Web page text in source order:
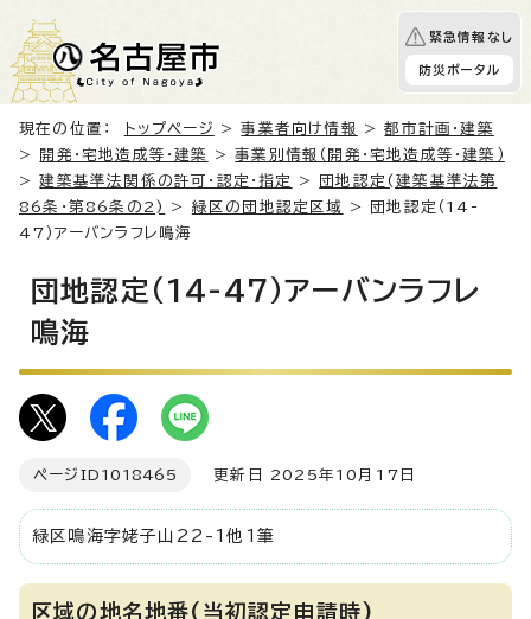
緊急情報なし
防災ポータル
現在の位置： トップページ >事業者向け情報 >都市計画・建築
>
開発・宅地造成等・建築 >事業別情報（開発・宅地造成等・建築）
>建築基準法関係の許可・認定・指定 >
団地認定(建築基準法第
86条・第86条の2)
> 緑区の団地認定区域
> 団地認定（14-
47）アーバンラフレ鳴海
団地認定（14-47）アーバンラフレ
鳴海
ページID 1018465 更新日 2025年10月17日
緑区鳴海字姥子山22-1他1筆
区域の地名地番(当初認定申請時)